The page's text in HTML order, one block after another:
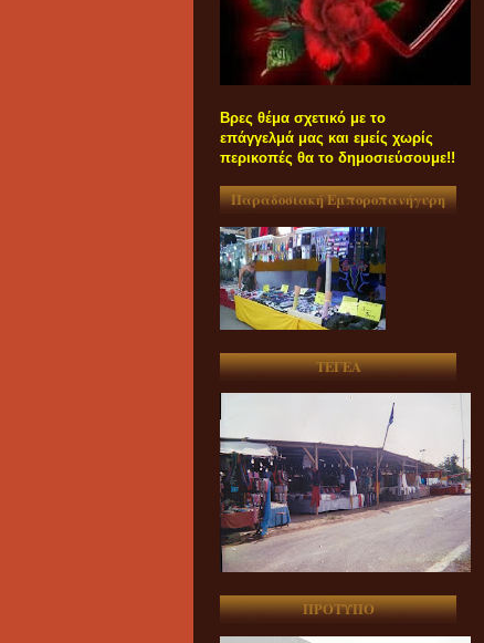
Βρες θέμα σχετικό με το
επάγγελμά μας και εμείς χωρίς
περικοπές θα το δημοσιεύσουμε!!
Παραδοσιακή Εμποροπανήγυρη
ΤΕΓΕΑ
ΠΡΟΤΥΠΟ